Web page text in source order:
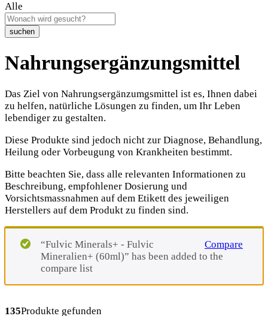
Alle
suchen
Nahrungsergänzungsmittel
Das Ziel von Nahrungsergänzumgsmittel ist es, Ihnen dabei
zu helfen, natürliche Lösungen zu finden, um Ihr Leben
lebendiger zu gestalten.
Diese Produkte sind jedoch nicht zur Diagnose, Behandlung,
Heilung oder Vorbeugung von Krankheiten bestimmt.
Bitte beachten Sie, dass alle relevanten Informationen zu
Beschreibung, empfohlener Dosierung und
Vorsichtsmassnahmen auf dem Etikett des jeweiligen
Herstellers auf dem Produkt zu finden sind.
Compare
“Fulvic Minerals+ - Fulvic
Mineralien+ (60ml)” has been added to the
compare list
135Produkte gefunden